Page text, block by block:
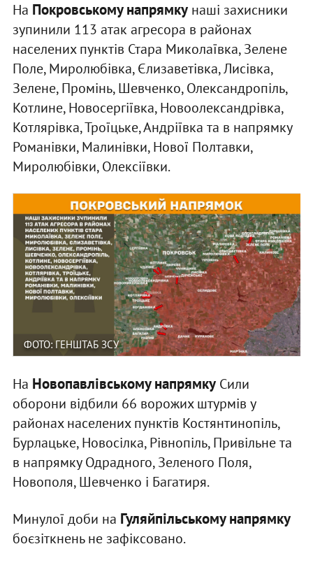
На Покровському напрямкунаші захисники
зупинили 113 атак агресора в районах
населених пунктів Стара Миколаївка, Зелене
Поле, Миролюбівка, Єлизаветівка, Лисівка,
Зелене, Промінь, Шевченко, Олександропіль,
Котлине, Новосергіївка, Новоолександрівка,
Котлярівка, Троїцьке, Андріївка та в напрямку
Романівки, Малинівки, Нової Полтавки,
Миролюбівки, Олексіївки.
ФОТО: ГЕНШТАБ ЗСУ
На Новопавлівському напрямкуСили
оборони відбили 66 ворожих штурмів у
районах населених пунктів Костянтинопіль,
Бурлацьке, Новосілка, Рівнопіль, Привільне та
в напрямку Одрадного, Зеленого Поля,
Новополя, Шевченко і Багатиря.
Минулої доби на Гуляйпільському напрямку
боєзіткнень не зафіксовано.